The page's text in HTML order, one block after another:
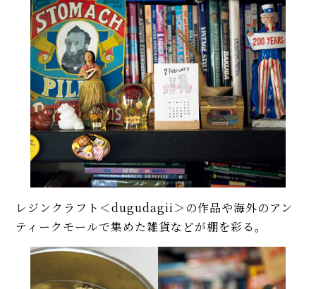
レジンクラフト＜dugudagii＞の作品や海外のアン
ティークモールで集めた雑貨などが棚を彩る。